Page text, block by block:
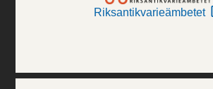
Riksantikvarieämbetet